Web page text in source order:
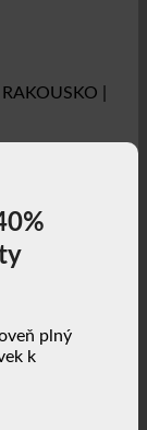
|
plný
k